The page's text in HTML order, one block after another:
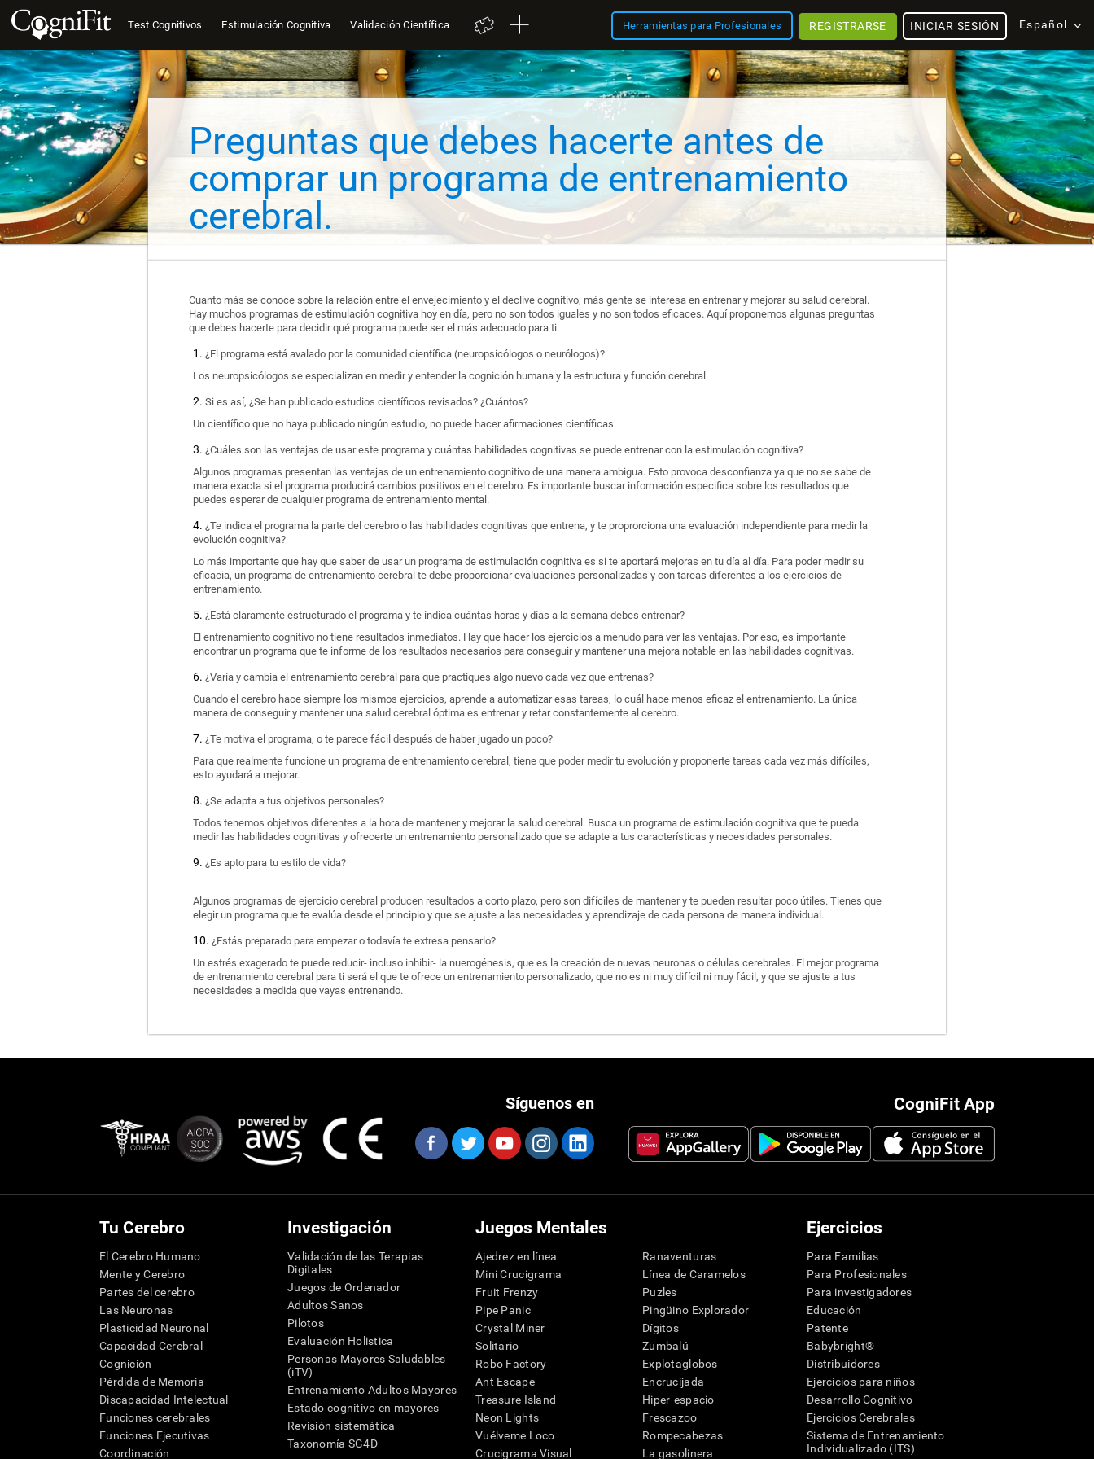
Test Cognitivos Estimulación Cognitiva Validación Científica Herramientas para Profesionales Español
INICIAR SESIÓN
REGISTRARSE
Preguntas que debes hacerte antes de
comprar un programa de entrenamiento
cerebral.
Cuanto más se conoce sobre la relación entre el envejecimiento y el declive cognitivo, más gente se interesa en entrenar y mejorar su salud cerebral.
Hay muchos programas de estimulación cognitiva hoy en día, pero no son todos iguales y no son todos eficaces. Aquí proponemos algunas preguntas
que debes hacerte para decidir qué programa puede ser el más adecuado para ti:
¿El programa está avalado por la comunidad científica (neuropsicólogos o neurólogos)?
Los neuropsicólogos se especializan en medir y entender la cognición humana y la estructura y función cerebral.
Si es así, ¿Se han publicado estudios científicos revisados? ¿Cuántos?
Un científico que no haya publicado ningún estudio, no puede hacer afirmaciones científicas.
¿Cuáles son las ventajas de usar este programa y cuántas habilidades cognitivas se puede entrenar con la estimulación cognitiva?
Algunos programas presentan las ventajas de un entrenamiento cognitivo de una manera ambigua. Esto provoca desconfianza ya que no se sabe de
manera exacta si el programa producirá cambios positivos en el cerebro. Es importante buscar información especifica sobre los resultados que
puedes esperar de cualquier programa de entrenamiento mental.
¿Te indica el programa la parte del cerebro o las habilidades cognitivas que entrena, y te proprorciona una evaluación independiente para medir la
evolución cognitiva?
Lo más importante que hay que saber de usar un programa de estimulación cognitiva es si te aportará mejoras en tu día al día. Para poder medir su
eficacia, un programa de entrenamiento cerebral te debe proporcionar evaluaciones personalizadas y con tareas diferentes a los ejercicios de
entrenamiento.
¿Está claramente estructurado el programa y te indica cuántas horas y días a la semana debes entrenar?
El entrenamiento cognitivo no tiene resultados inmediatos. Hay que hacer los ejercicios a menudo para ver las ventajas. Por eso, es importante
encontrar un programa que te informe de los resultados necesarios para conseguir y mantener una mejora notable en las habilidades cognitivas.
¿Varía y cambia el entrenamiento cerebral para que practiques algo nuevo cada vez que entrenas?
Cuando el cerebro hace siempre los mismos ejercicios, aprende a automatizar esas tareas, lo cuál hace menos eficaz el entrenamiento. La única
manera de conseguir y mantener una salud cerebral óptima es entrenar y retar constantemente al cerebro.
¿Te motiva el programa, o te parece fácil después de haber jugado un poco?
Para que realmente funcione un programa de entrenamiento cerebral, tiene que poder medir tu evolución y proponerte tareas cada vez más difíciles,
esto ayudará a mejorar.
¿Se adapta a tus objetivos personales?
Todos tenemos objetivos diferentes a la hora de mantener y mejorar la salud cerebral. Busca un programa de estimulación cognitiva que te pueda
medir las habilidades cognitivas y ofrecerte un entrenamiento personalizado que se adapte a tus características y necesidades personales.
¿Es apto para tu estilo de vida?
Algunos programas de ejercicio cerebral producen resultados a corto plazo, pero son difíciles de mantener y te pueden resultar poco útiles. Tienes que
elegir un programa que te evalúa desde el principio y que se ajuste a las necesidades y aprendizaje de cada persona de manera individual.
¿Estás preparado para empezar o todavía te extresa pensarlo?
Un estrés exagerado te puede reducir- incluso inhibir- la nuerogénesis, que es la creación de nuevas neuronas o células cerebrales. El mejor programa
de entrenamiento cerebral para ti será el que te ofrece un entrenamiento personalizado, que no es ni muy difícil ni muy fácil, y que se ajuste a tus
necesidades a medida que vayas entrenando.
CogniFit App
Síguenos en
Tu Cerebro
El Cerebro Humano
Mente y Cerebro
Partes del cerebro
Las Neuronas
Plasticidad Neuronal
Capacidad Cerebral
Cognición
Pérdida de Memoria
Discapacidad Intelectual
Funciones cerebrales
Funciones Ejecutivas
Coordinación
Investigación
Validación de las Terapias
Digitales
Juegos de Ordenador
Adultos Sanos
Pilotos
Evaluación Holistica
Personas Mayores Saludables
(iTV)
Entrenamiento Adultos Mayores
Estado cognitivo en mayores
Revisión sistemática
Taxonomía SG4D
Juegos Mentales
Ajedrez en línea
Mini Crucigrama
Fruit Frenzy
Pipe Panic
Crystal Miner
Solitario
Robo Factory
Ant Escape
Treasure Island
Neon Lights
Vuélveme Loco
Crucigrama Visual
Ranaventuras
Línea de Caramelos
Puzles
Pingüino Explorador
Dígitos
Zumbalú
Explotaglobos
Encrucijada
Hiper-espacio
Frescazoo
Rompecabezas
La gasolinera
Ejercicios
Para Familias
Para Profesionales
Para investigadores
Educación
Patente
Babybright®
Distribuidores
Ejercicios para niños
Desarrollo Cognitivo
Ejercicios Cerebrales
Sistema de Entrenamiento
Individualizado (ITS)